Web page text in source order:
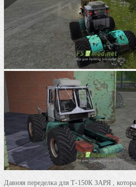
Давняя переделка для Т-150К ЗАРЯ ,